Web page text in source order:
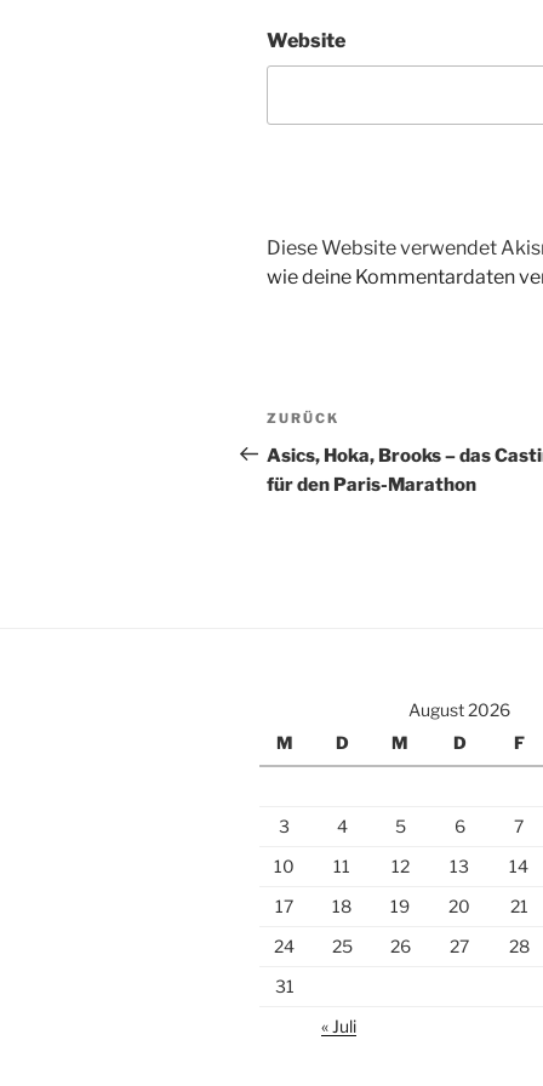
Website
Diese Website verwendet
wie deine Kommentardaten
Beitragsnavigation
Vorheriger
Beitrag
ZURÜCK
Asics, Hoka, Brooks – das
für den Paris-Marathon
August 2026
M
D M D F
3 4 5 6
7
10
11 12 13
14
17
18 19 20
21
24
25 26 27
28
31
« Juli